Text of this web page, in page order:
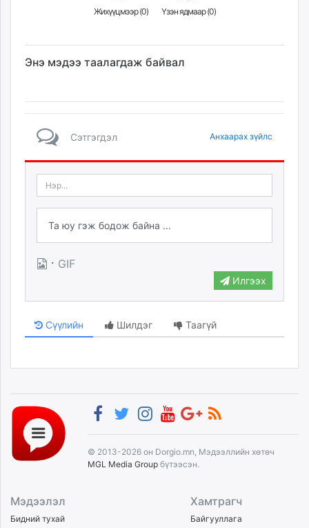
Жихүүцмээр (0) Үзэн ядмаар (0)
Энэ мэдээ таалагдаж байвал
Сэтгэгдэл Анхаарах зүйлс
· GIF
Илгээх
Сүүлийн Шилдэг Таагүй
© 2013-2026 он Dorgio.mn, Мэдээллийн хөтөч
MGL Media Group бүтээсэн.
Мэдээлэл
Бидний тухай
Хамтрагч
Байгууллага